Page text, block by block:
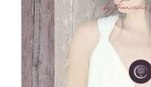
AGGIUNGI AL CARRELLO